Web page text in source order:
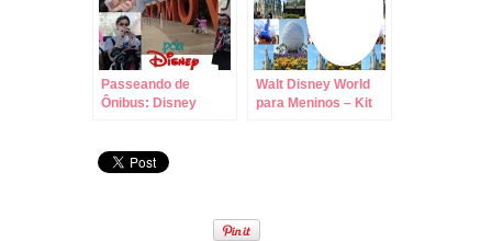
Passeando de
Ônibus: Disney
Walt Disney World
para Meninos – Kit